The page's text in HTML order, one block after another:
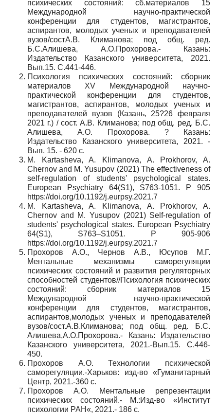
психических состояний: сб.материалов 15
Международной научно-практической
конференции для студентов, магистрантов,
аспирантов, молодых ученых и преподавателей
вузов/состА.В. Климанова; под общ. ред.
Б.С.Алишева, А.О.Прохорова.- Казань:
Издательство Казанского университета, 2021.
Вып.15. С.441-446.
Психология психических состояний: сборник
материалов XV Международной научно-
практической конференции для студентов,
магистрантов, аспирантов, молодых ученых и
преподавателей вузов (Казань, 25?26 февраля
2021 г.) / сост. А.В. Климанова; под общ. ред. Б.С.
Алишева, А.О. Прохорова. ? Казань:
Издательство
Казанского университета, 2021. -
Вып. 15. - 620 с.
M. Kartasheva, A. Klimanova, A. Prokhorov, A.
Chernov and M. Yusupov (2021) The effectiveness of
self-regulation of students' psychological states.
European Psychiatry 64(S1), S763-1051. P 905
https://doi.org/10.1192/j.eurpsy.2021.7
M. Kartasheva, A. Klimanova, A. Prokhorov, A.
Chernov and M. Yusupov (2021) Self-regulation of
students' psychological states. European Psychiatry
64(S1), S763–S1051. P 905-906
https://doi.org/10.1192/j.eurpsy.2021.7
Прохоров А.О., Чернов А.В., Юсупов М.Г.
Ментальные механизмы саморегуляции
психических состояний и развития регуляторных
способностей студентов//Психология психических
состояний: сборник материалов 15
Международной научно-практической
конференции для студентов, магистрантов,
аспирантов,молодых ученых и преподавателей
вузов/сост.А.В.Климанова; под общ. ред. Б.С.
Алишева,А.О.Прохорова.- Казань: Издательство
Казанского университета, 2021.-Вып.15. С.446-
450.
Прохоров А.О. Технологии психической
саморегуляции.-Харьков: изд-во «Гуманитарный
Центр, 2021.-360 с.
Прохоров А.О. Ментальные репрезентации
психических состояний.- М.:Изд-во «Институт
психологии РАН«, 2021.- 186 с.